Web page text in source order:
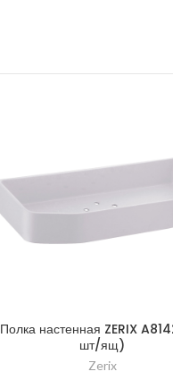
Полка настенная ZERIX
шт/ящ)
Zerix